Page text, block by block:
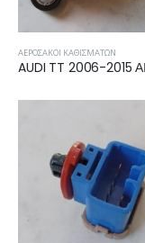
ΑΕΡΌΣΑΚΟΙ ΚΑΘΙΣΜΆΤΩΝ